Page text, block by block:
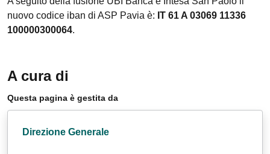
nuovo codice iban di ASP Pavia è: IT 61 A 03069 11336
100000300064.
A cura di
Questa pagina è gestita da
Direzione Generale